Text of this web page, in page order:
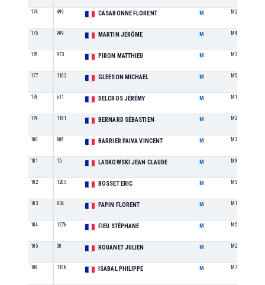
174 499 CASABONNE FLORENT M M2
175 909 MARTIN JÉRÔME M M4
176 973 PIRON MATTHIEU M M3
177 1102 GLEESON MICHAEL M M5
178 611 DELCROS JÉRÉMY M M1
179 1181 BERNARD SÉBASTIEN M M2
180 886 BARRIER PAIVA VINCENT M M3
181 15 LASKOWSKI JEAN CLAUDE M M9
182 1205 BOSSET ERIC M M5
183 834 PAPIN FLORENT M M1
184 1276 FIEU STÉPHANE M M5
185 38 ROUANET JULIEN M M2
186 1106 ISABAL PHILIPPE M M7